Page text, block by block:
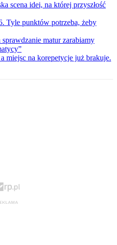
scena idei, na której przyszłość
Tyle punktów potrzeba, żeby
matur zarabiamy
miejsc na korepetycje już brakuje.